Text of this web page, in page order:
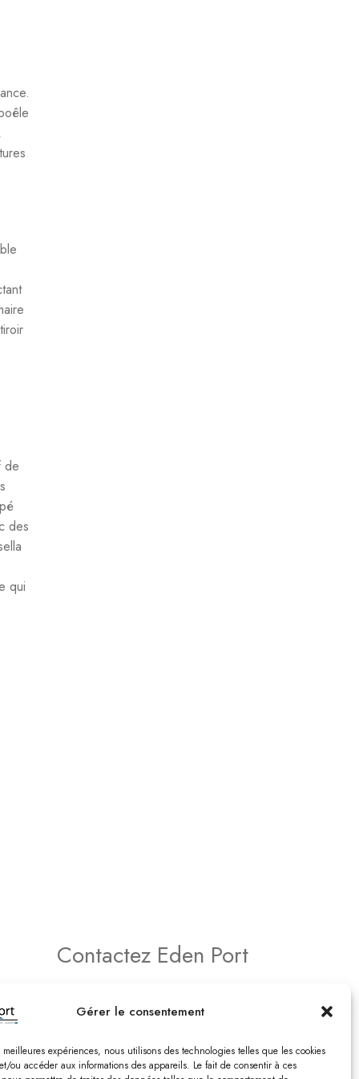
Gérer le consentement
meilleures expériences, nous utilisons des technologies telles que les cookies
ou accéder aux informations des appareils. Le fait de consentir à ces
de
des
qui
–
Contactez Eden Port
2, rue de Vert-Bois – La Gaconnière
Tél. : 05 46 47 78 16
Email : edenport@orange.fr